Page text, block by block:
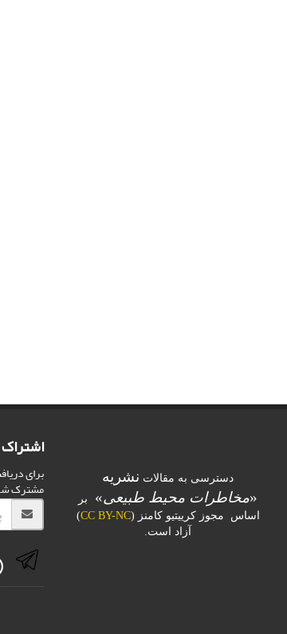
دسترسی به مقالات نشریه
«مخاطرات محیط طبیعی»
بر
اساس مجوز کرییتیو کامنز (CC BY-NC
)
آزاد است.
برای
مشترک